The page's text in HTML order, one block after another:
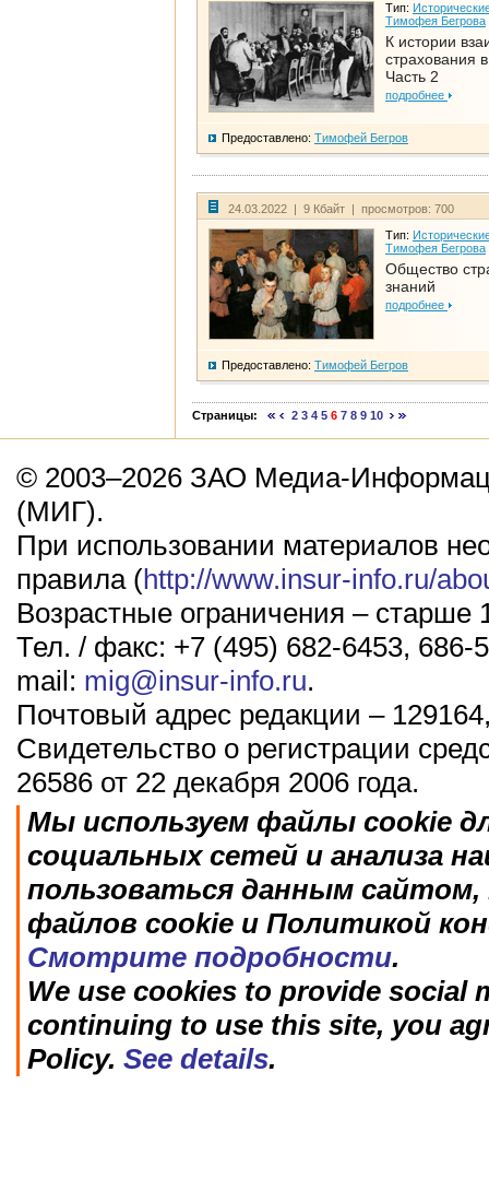
Тип:
Тимофея Бегрова
К истории
страхования
Часть 2
подробнее
Предоставлено: Тимофей Бегров
24.03.2022 | 9 Кбайт | просмотров: 700
Тип:
Тимофея Бегрова
Общество
знаний
подробнее
Предоставлено: Тимофей Бегров
Страницы: 2 3 4 5 6 7 8 9 10
© 2003–2026 ЗАО Медиа-
(МИГ).
При использовании материалов
правила (http://www.insur-info.ru/
Возрастные ограничения – старше
Тел. / факс: +7 (495) 682-6453, 686-
mail: mig@insur-info.ru.
Почтовый адрес редакции –
Свидетельство о регистрации
26586 от 22 декабря 2006 года.
Мы используем файлы cookie
социальных сетей и анализа
пользоваться данным
файлов cookie и Политикой
Смотрите подробности.
We use cookies to provide social
continuing to use this site, you
Policy. See details.